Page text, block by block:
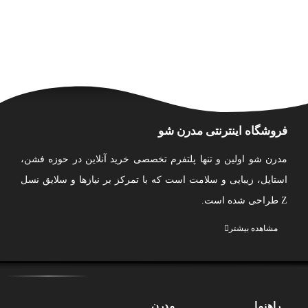
فروشگاه اینترنتی مدرن شو
مدرن شو اولین و تنها پلتفرم تخصصی خرید آنلاین در حوزه فشن،
استایل، زیبایی و سلامت است که با تمرکز بر نیازها و سلایق نسل
Z طراحی شده است.
ما مجموعه‌ای متنوع و به‌ روز از پوشاک، کیف، اکسسوری، لوازم
مشاهده بیشتر